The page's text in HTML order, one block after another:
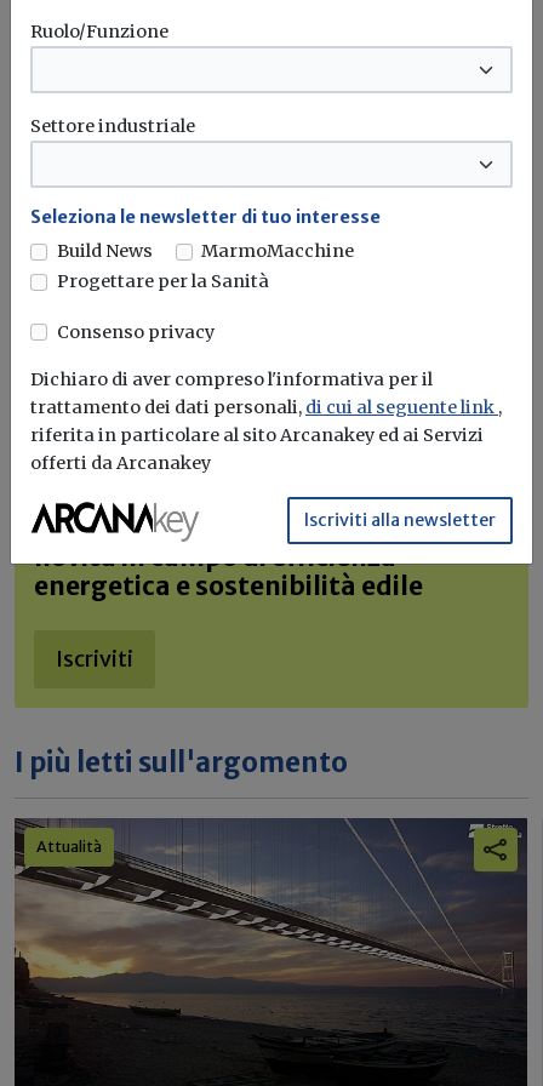
Iscriviti alla newsletter di
Build News
Rimani aggiornato sulle ultime
novità in campo di efficienza
energetica e sostenibilità edile
Iscriviti
I più letti sull'argomento
Attualità
Ruolo/Funzione
Settore industriale
Seleziona le newsletter di tuo interesse
Build News
MarmoMacchine
Progettare per la Sanità
Consenso privacy
Dichiaro di aver compreso l'informativa per il
trattamento dei dati personali, di cui al seguente link ,
riferita in particolare al sito Arcanakey ed ai Servizi
offerti da Arcanakey
Iscriviti alla newsletter